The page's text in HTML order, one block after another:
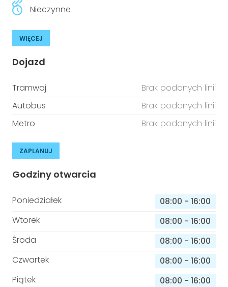
Nieczynne
WIĘCEJ
Dojazd
Tramwaj
Brak podanych linii
Autobus
Brak podanych linii
Metro
Brak podanych linii
ZAPLANUJ
Godziny otwarcia
Poniedziałek 08:00 - 16:00
Wtorek
08:00 - 16:00
Środa
08:00 - 16:00
Czwartek
08:00 - 16:00
Piątek
08:00 - 16:00